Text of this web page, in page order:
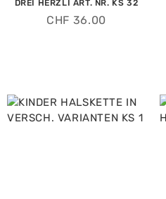
DREI HERZLI ART. NR. KS 32
CHF 36.00